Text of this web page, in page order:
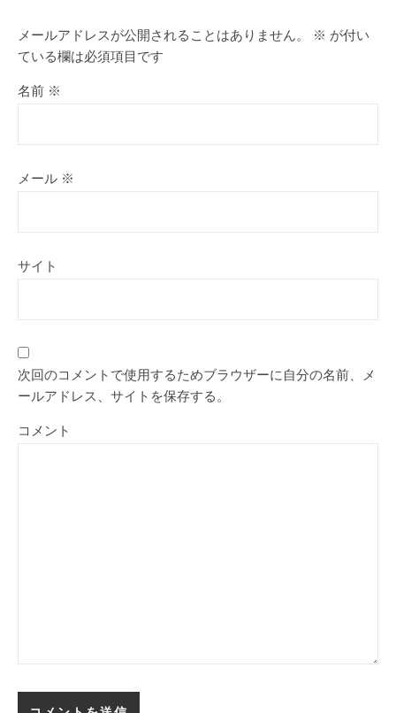
メールアドレスが公開されることはありません。 ※ が付い
ている欄は必須項目です
名前 ※
メール ※
サイト
次回のコメントで使用するためブラウザーに自分の名前、メ
ールアドレス、サイトを保存する。
コメント